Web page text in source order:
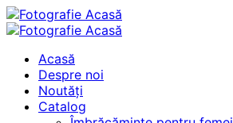
Acasă
Despre noi
Noutăți
Catalog